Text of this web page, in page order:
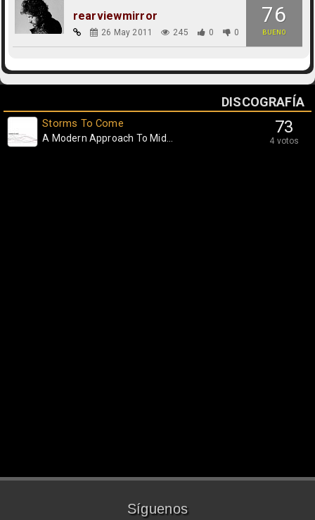
76
BUENO
rearviewmirror
26 May 2011 245 0 0
DISCOGRAFÍA
73
4 votos
Storms To Come
A Modern Approach To Mid...
Síguenos